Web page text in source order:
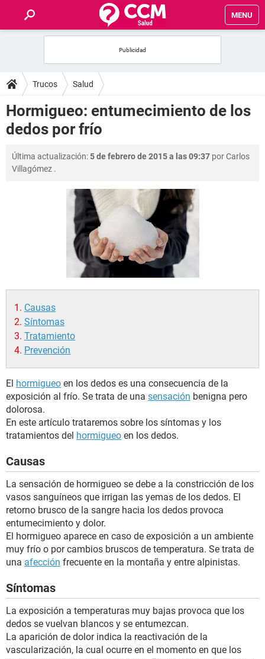
MENU
FOROS
SALUD
FAMILIA
NUTRICIÓN
Trucos Salud
Hormigueo: entumecimiento de los
dedos por frío
Última actualización:5 de febrero de 2015 a las 09:37 porCarlos
Villagómez .
Causas
Síntomas
Tratamiento
Prevención
El hormigueo en los dedos es una consecuencia de la
exposición al frío. Se trata de una sensación benigna pero
dolorosa.
En este artículo trataremos sobre los síntomas y los
tratamientos del hormigueo en los dedos.
Causas
La sensación de hormigueo se debe a la constricción de los
vasos sanguíneos que irrigan las yemas de los dedos. El
retorno brusco de la sangre hacia los dedos provoca
entumecimiento y dolor.
El hormigueo aparece en caso de exposición a un ambiente
muy frío o por cambios bruscos de temperatura. Se trata de
una afección frecuente en la montaña y entre alpinistas.
Síntomas
La exposición a temperaturas muy bajas provoca que los
dedos se vuelvan blancos y se entumezcan.
La aparición de dolor indica la reactivación de la
vascularización, la cual ocurre en el momento en que los